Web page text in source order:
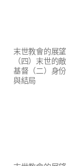
末世教會的展望
（四）末世的敵
基督（二）身份
與結局